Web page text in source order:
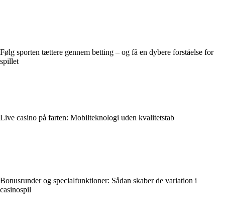
Følg sporten tættere gennem betting – og få en dybere forståelse for
spillet
Live casino på farten: Mobilteknologi uden kvalitetstab
Bonusrunder og specialfunktioner: Sådan skaber de variation i
casinospil